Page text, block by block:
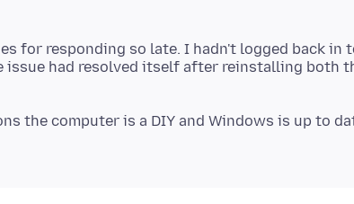
for responding so late. I hadn't logged back in
issue had resolved itself after reinstalling both
the computer is a DIY and Windows is up to